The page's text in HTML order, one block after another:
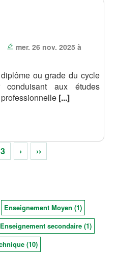
mer. 26 nov. 2025 à
ou grade du cycle
conduisant aux études
[...]
3 › ››
Enseignement Moyen (1)
Enseignement secondaire (1)
(10)